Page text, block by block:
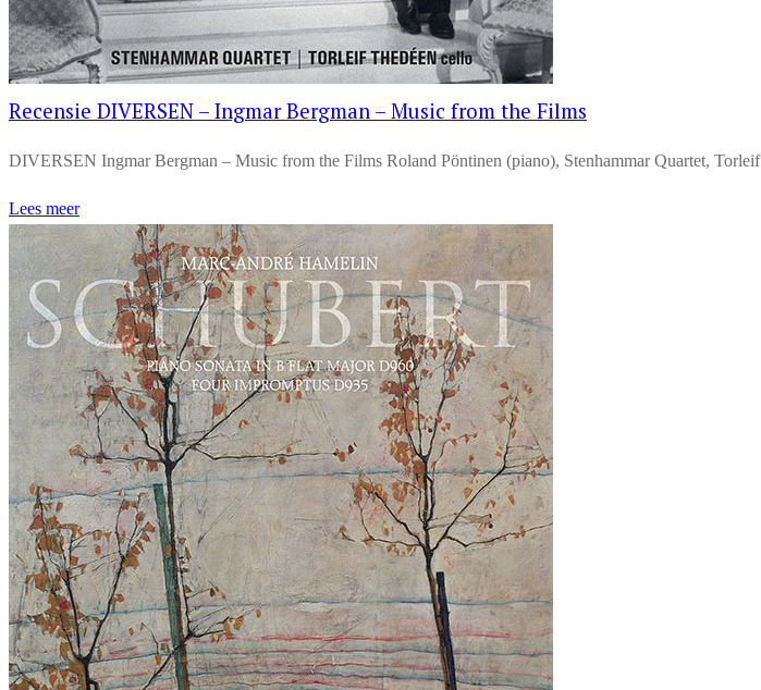
Recensie DIVERSEN – Ingmar Bergman – Music from the Films
DIVERSEN Ingmar Bergman – Music from the Films Roland Pöntinen (piano), Stenhammar Quartet,
Lees meer